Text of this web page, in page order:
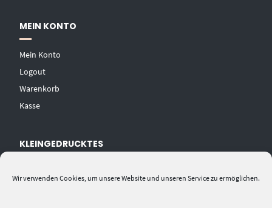
Wir verwenden Cookies, um unsere Website und unseren Service zu ermöglichen.
MEIN KONTO
Mein Konto
Logout
Warenkorb
Kasse
KLEINGEDRUCKTES